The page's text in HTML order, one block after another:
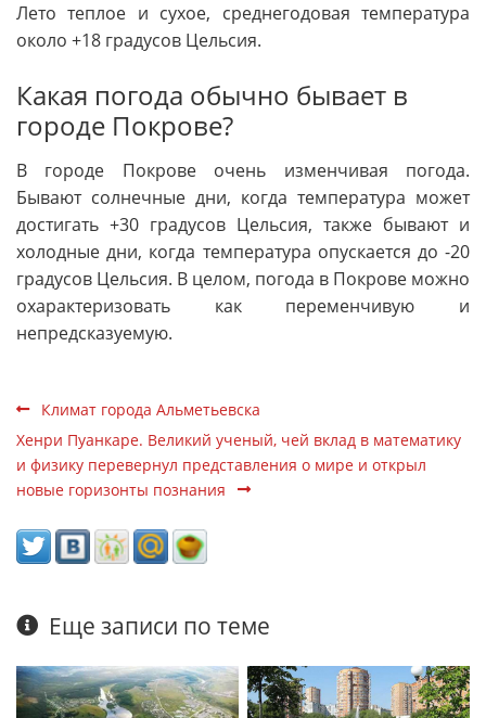
Лето теплое и сухое, среднегодовая температура
около +18 градусов Цельсия.
Какая погода обычно бывает в
городе Покрове?
В городе Покрове очень изменчивая погода.
Бывают солнечные дни, когда температура может
достигать +30 градусов Цельсия, также бывают и
холодные дни, когда температура опускается до -20
градусов Цельсия. В целом, погода в Покрове можно
охарактеризовать как переменчивую и
непредсказуемую.
Климат города Альметьевска
Хенри Пуанкаре. Великий ученый, чей вклад в математику
и физику перевернул представления о мире и открыл
новые горизонты познания
Еще записи по теме